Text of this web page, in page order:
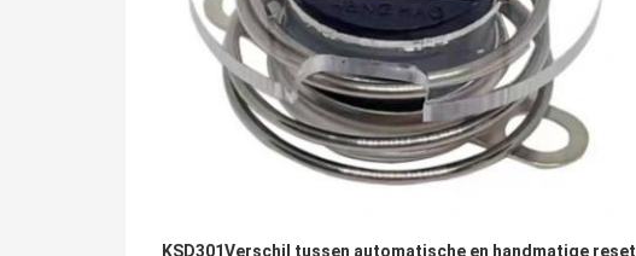
KSD301Verschil tussen automatische en handmatige reset